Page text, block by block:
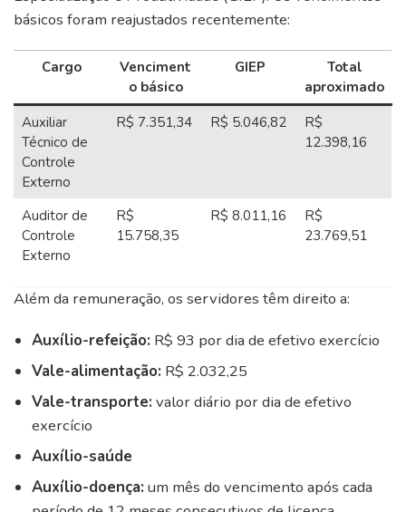
básicos foram reajustados recentemente:
Cargo
Venciment
o básico
GIEP
Total
aproximado
Auxiliar
Técnico de
Controle
Externo
R$ 7.351,34 R$ 5.046,82
R$
12.398,16
Auditor de
Controle
Externo
R$
15.758,35
R$ 8.011,16
R$
23.769,51
Além da remuneração, os servidores têm direito a:
Auxílio-refeição: R$ 93 por dia de efetivo exercício
Vale-alimentação: R$ 2.032,25
Vale-transporte: valor diário por dia de efetivo
exercício
Auxílio-saúde
Auxílio-doença: um mês do vencimento após cada